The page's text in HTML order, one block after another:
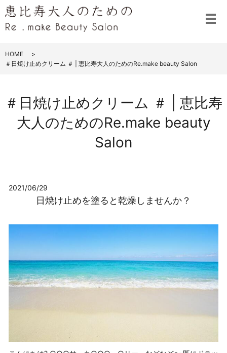
メ
HOME
＃日焼け止めクリーム ＃ | 恵比寿大人のためのRe.make beauty Salon
＃日焼け止めクリーム ＃ | 恵比寿
大人のためのRe.make beauty
Salon
2021/06/29
日焼け止めを塗ると乾燥しませんか？